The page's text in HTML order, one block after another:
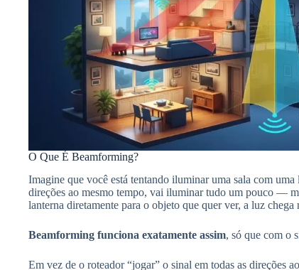
O Que É Beamforming?
Imagine que você está tentando iluminar uma sala com
direções ao mesmo tempo, vai iluminar tudo um pouco —
lanterna diretamente para o objeto que quer ver, a luz
Beamforming funciona exatamente assim, só que com o
Em vez de o roteador “jogar” o sinal em todas as direções